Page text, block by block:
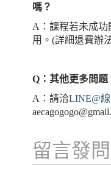
嗎？
A：課程若未成功
用。(詳細退費辦
Q：其他更多問題
A：請洽LINE@
留言發問